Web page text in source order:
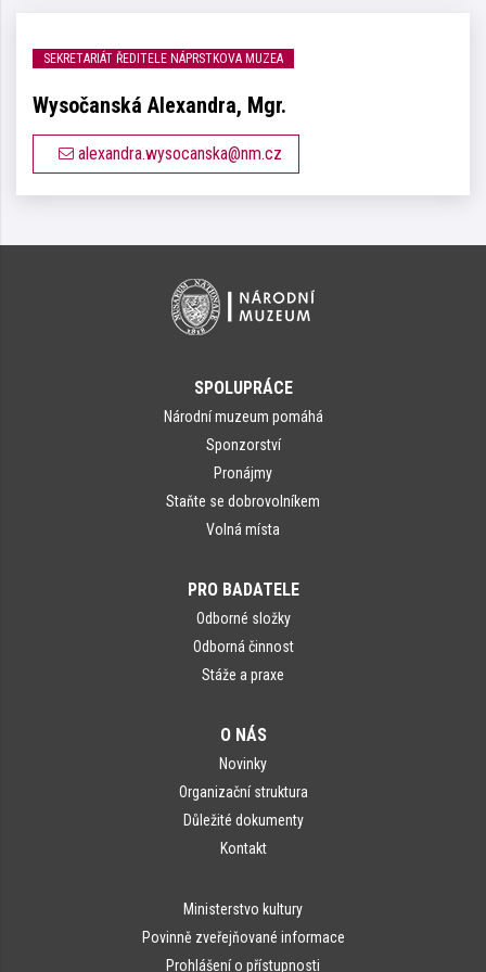
SEKRETARIÁT ŘEDITELE NÁPRSTKOVA MUZEA
Wysočanská Alexandra, Mgr.
alexandra.wysocanska@nm.cz
SPOLUPRÁCE
Národní muzeum pomáhá
Sponzorství
Pronájmy
Staňte se dobrovolníkem
Volná místa
PRO BADATELE
Odborné složky
Odborná činnost
Stáže a praxe
O NÁS
Novinky
Organizační struktura
Důležité dokumenty
Kontakt
Ministerstvo kultury
Povinně zveřejňované informace
Prohlášení o přístupnosti